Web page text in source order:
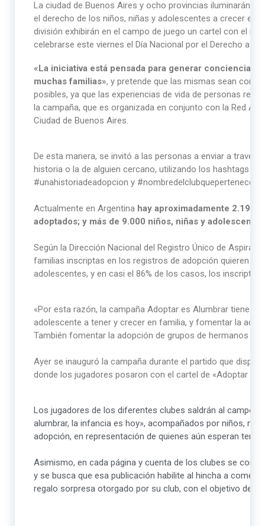
La ciudad de Buenos Aires y ocho provincias iluminarán
el derecho de los niños, niñas y adolescentes a crecer en
división exhibirán en el campo de juego un cartel con el
celebrarse este viernes el Día Nacional por el Derecho a la
«La iniciativa está pensada para generar conciencia
muchas familias», y pretende que las mismas sean
posibles, ya que las experiencias de vida de personas
la campaña, que es organizada en conjunto con la Red
Ciudad de Buenos Aires.
De esta manera, se invitó a las personas a enviar a
historia o la de alguien cercano, utilizando los hashtags
#unahistoriadeadopcion y #nombredelclubquepertenece.
Actualmente en Argentina hay aproximadamente 2.199
adoptados; y más de 9.000 niños, niñas y
Según la Dirección Nacional del Registro Único de
familias inscriptas en los registros de adopción quieren
adolescentes, y en casi el 86% de los casos, los inscriptos
«Por esta razón, la campaña Adoptar es Alumbrar tiene
adolescente a tener y crecer en familia, y fomentar la
También fomentar la adopción de grupos de hermanos y
Ayer se inauguró la campaña durante el partido que
donde los jugadores posaron con el cartel de «Adoptar es
Los jugadores de los diferentes clubes saldrán al campo
alumbrar, la infancia es hoy», acompañados por niños,
adopción, en representación de quienes aún esperan tener
Asimismo, en cada página y cuenta de los clubes se
y se busca que esa publicación habilite al hincha a
regalo sorpresa otorgado por su club, con el objetivo de